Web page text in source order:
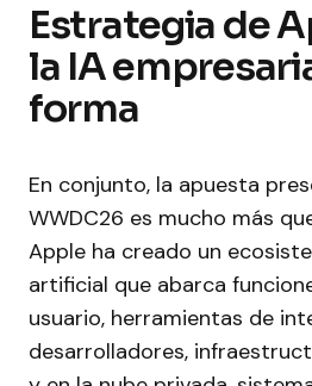
Estrategia de
la IA
forma
En conjunto, la apuesta
WWDC26 es mucho más
Apple ha creado un
artificial que abarca
usuario, herramientas de
desarrolladores,